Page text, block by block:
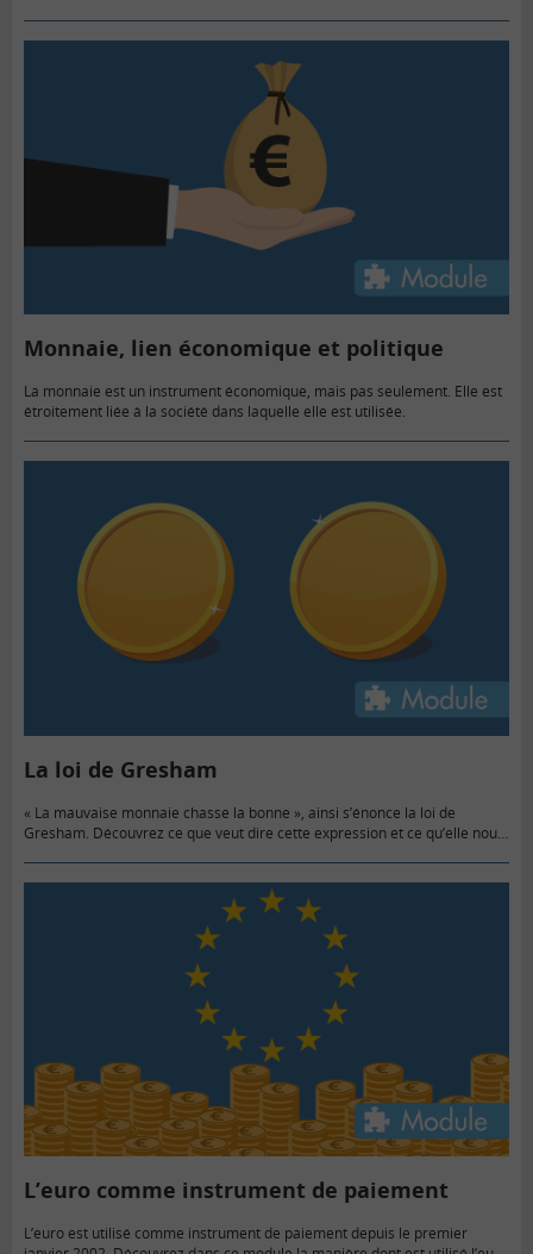
Monnaie, lien économique et politique
La monnaie est un instrument économique, mais pas seulement. Elle est
étroitement liée à la société dans laquelle elle est utilisée.
La loi de Gresham
« La mauvaise monnaie chasse la bonne », ainsi s’énonce la loi de
Gresham. Découvrez ce que veut dire cette expression et ce qu’elle nous
L’euro comme instrument de paiement
L’euro est utilisé comme instrument de paiement depuis le premier